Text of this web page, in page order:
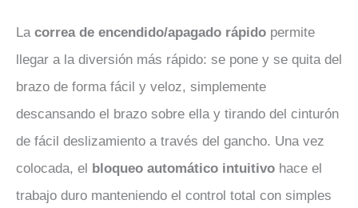
La correa de encendido/apagado rápido permite
llegar a la diversión más rápido: se pone y se quita del
brazo de forma fácil y veloz, simplemente
descansando el brazo sobre ella y tirando del cinturón
de fácil deslizamiento a través del gancho. Una vez
colocada, el
bloqueo automático intuitivo hace el
trabajo duro manteniendo el control total con simples